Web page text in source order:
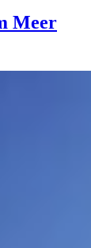
Meer